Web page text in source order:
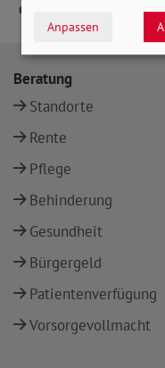
Beratung
Standorte
Rente
Pflege
Behinderung
Gesundheit
Bürgergeld
Patientenverfügung
Vorsorgevollmacht
Anpassen